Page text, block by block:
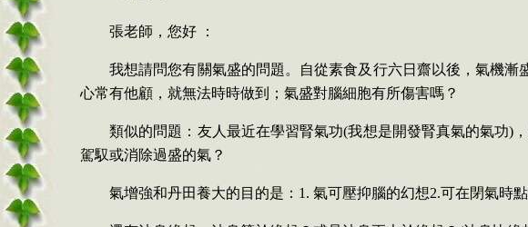
張老師，您好 ：
我想請問您有關氣盛的問題。自從素食及行六日齋以後，氣機漸
心常有他顧，就無法時時做到；氣盛對腦細胞有所傷害嗎？
類似的問題：友人最近在學習腎氣功(我想是開發腎真氣的氣功)
駕馭或消除過盛的氣？
氣增強和丹田養大的目的是： 1. 氣可壓抑腦的幻想2.可在閉氣時